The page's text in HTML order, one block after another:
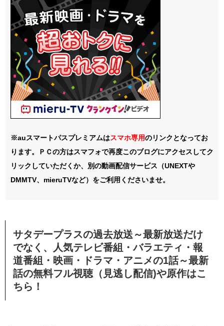
※auスマートパスプレミアムはスマホ専用のリンクとなってお
ります。ＰＣの方はスマフォで再度このブログにアクセスしてク
リックしていただくか、別の動画配信サービス（UNEXTや
DMMTV、mieruTVなど）をご利用くださいませ。
サタデープラスの過去放送～最新放送だけ
でなく、人気テレビ番組・バラエティ・報
道番組・映画・ドラマ・アニメの1話～最新
話の無料フル視聴（見逃し配信)や原作はこ
ちら！